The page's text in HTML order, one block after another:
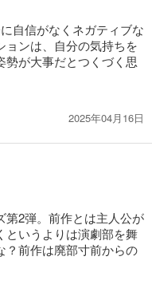
自信がなくネガティブな
ョンは、自分の気持ちを
勢が大事だとつくづく思
2025年04月16日
第2弾。前作とは主人公が
というよりは演劇部を舞
？前作は廃部寸前からの